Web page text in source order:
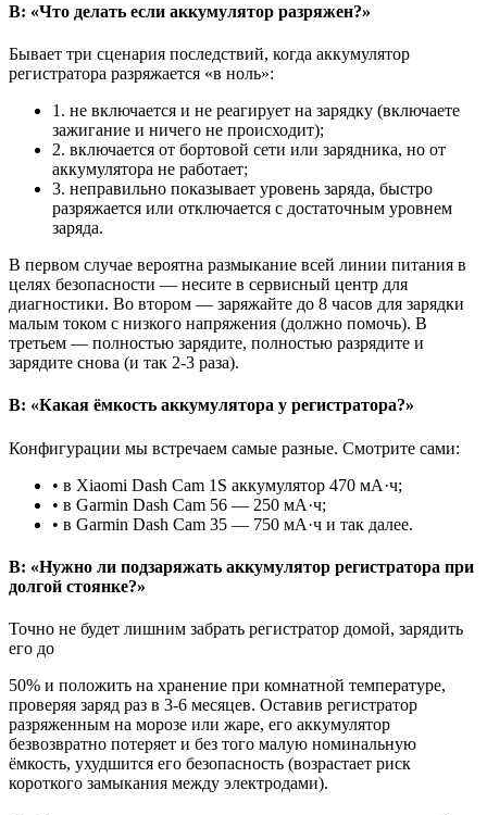
В: «Что делать если аккумулятор разряжен?»
Бывает три сценария последствий, когда аккумулятор
регистратора разряжается «в ноль»:
1. не включается и не реагирует на зарядку (включаете
зажигание и ничего не происходит);
2. включается от бортовой сети или зарядника, но от
аккумулятора не работает;
3. неправильно показывает уровень заряда, быстро
разряжается или отключается с достаточным уровнем
заряда.
В первом случае вероятна размыкание всей линии питания в
целях безопасности — несите в сервисный центр для
диагностики. Во втором — заряжайте до 8 часов для зарядки
малым током с низкого напряжения (должно помочь). В
третьем — полностью зарядите, полностью разрядите и
зарядите снова (и так 2-3 раза).
В: «Какая ёмкость аккумулятора у регистратора?»
Конфигурации мы встречаем самые разные. Смотрите сами:
• в Xiaomi Dash Cam 1S аккумулятор 470 мА·ч;
• в Garmin Dash Cam 56 — 250 мА·ч;
• в Garmin Dash Cam 35 — 750 мА·ч и так далее.
В: «Нужно ли подзаряжать аккумулятор регистратора при
долгой стоянке?»
Точно не будет лишним забрать регистратор домой, зарядить
его до
50% и положить на хранение при комнатной температуре,
проверяя заряд раз в 3-6 месяцев. Оставив регистратор
разряженным на морозе или жаре, его аккумулятор
безвозвратно потеряет и без того малую номинальную
ёмкость, ухудшится его безопасность (возрастает риск
короткого замыкания между электродами).